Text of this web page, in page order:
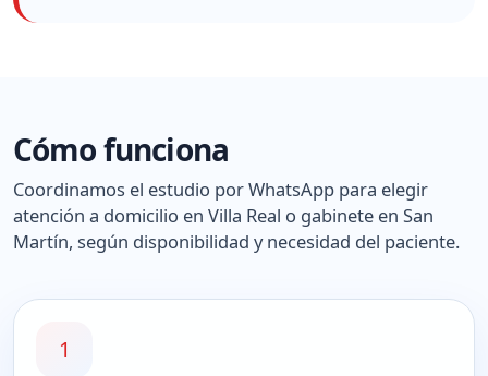
Cómo funciona
Coordinamos el estudio por WhatsApp para elegir
atención a domicilio en Villa Real o gabinete en San
Martín, según disponibilidad y necesidad del paciente.
1